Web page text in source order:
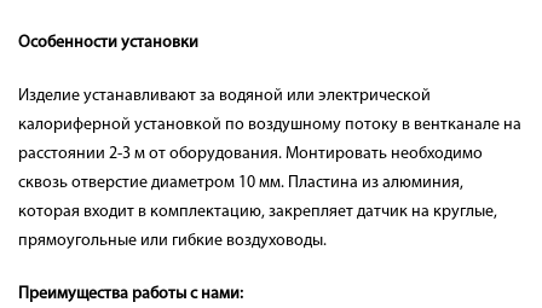
Особенности установки
Изделие устанавливают за водяной или электрической
калориферной установкой по воздушному потоку в вентканале на
расстоянии 2-3 м от оборудования. Монтировать необходимо
сквозь отверстие диаметром 10 мм. Пластина из алюминия,
которая входит в комплектацию, закрепляет датчик на круглые,
прямоугольные или гибкие воздуховоды.
Преимущества работы с нами: